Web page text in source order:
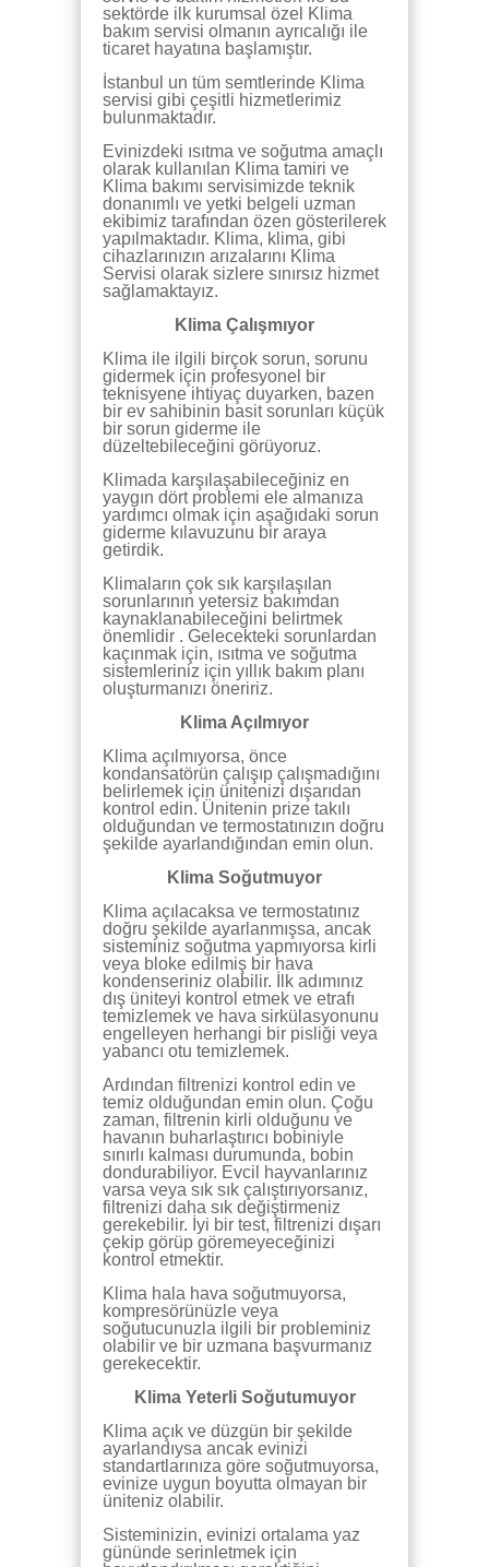
sektörde ilk kurumsal özel Klima
bakım servisi olmanın ayrıcalığı ile
ticaret hayatına başlamıştır.
İstanbul un tüm semtlerinde Klima
servisi gibi çeşitli hizmetlerimiz
bulunmaktadır.
Evinizdeki ısıtma ve soğutma amaçlı
olarak kullanılan Klima tamiri ve
Klima bakımı servisimizde teknik
donanımlı ve yetki belgeli uzman
ekibimiz tarafından özen gösterilerek
yapılmaktadır. Klima, klima, gibi
cihazlarınızın arızalarını Klima
Servisi olarak sizlere sınırsız hizmet
sağlamaktayız.
Klima Çalışmıyor
Klima ile ilgili birçok sorun, sorunu
gidermek için profesyonel bir
teknisyene ihtiyaç duyarken, bazen
bir ev sahibinin basit sorunları küçük
bir sorun giderme ile
düzeltebileceğini görüyoruz.
Klimada karşılaşabileceğiniz en
yaygın dört problemi ele almanıza
yardımcı olmak için aşağıdaki sorun
giderme kılavuzunu bir araya
getirdik.
Klimaların çok sık karşılaşılan
sorunlarının yetersiz bakımdan
kaynaklanabileceğini belirtmek
önemlidir . Gelecekteki sorunlardan
kaçınmak için, ısıtma ve soğutma
sistemleriniz için yıllık bakım planı
oluşturmanızı öneririz.
Klima Açılmıyor
Klima açılmıyorsa, önce
kondansatörün çalışıp çalışmadığını
belirlemek için ünitenizi dışarıdan
kontrol edin. Ünitenin prize takılı
olduğundan ve termostatınızın doğru
şekilde ayarlandığından emin olun.
Klima Soğutmuyor
Klima açılacaksa ve termostatınız
doğru şekilde ayarlanmışsa, ancak
sisteminiz soğutma yapmıyorsa kirli
veya bloke edilmiş bir hava
kondenseriniz olabilir. İlk adımınız
dış üniteyi kontrol etmek ve etrafı
temizlemek ve hava sirkülasyonunu
engelleyen herhangi bir pisliği veya
yabancı otu temizlemek.
Ardından filtrenizi kontrol edin ve
temiz olduğundan emin olun. Çoğu
zaman, filtrenin kirli olduğunu ve
havanın buharlaştırıcı bobiniyle
sınırlı kalması durumunda, bobin
dondurabiliyor. Evcil hayvanlarınız
varsa veya sık sık çalıştırıyorsanız,
filtrenizi daha sık değiştirmeniz
gerekebilir. İyi bir test, filtrenizi dışarı
çekip görüp göremeyeceğinizi
kontrol etmektir.
Klima hala hava soğutmuyorsa,
kompresörünüzle veya
soğutucunuzla ilgili bir probleminiz
olabilir ve bir uzmana başvurmanız
gerekecektir.
Klima Yeterli Soğutumuyor
Klima açık ve düzgün bir şekilde
ayarlandıysa ancak evinizi
standartlarınıza göre soğutmuyorsa,
evinize uygun boyutta olmayan bir
üniteniz olabilir.
Sisteminizin, evinizi ortalama yaz
gününde serinletmek için